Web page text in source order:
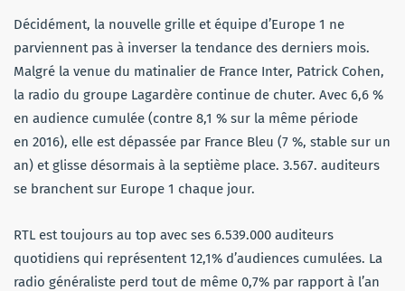
Décidément, la nouvelle grille et équipe d’Europe 1 ne
parviennent pas à inverser la tendance des derniers mois.
Malgré la venue du matinalier de France Inter, Patrick Cohen,
la radio du groupe Lagardère continue de chuter. Avec 6,6 %
en audience cumulée (contre 8,1 % sur la même période
en 2016), elle est dépassée par France Bleu (7 %, stable sur un
an) et glisse désormais à la septième place. 3.567. auditeurs
se branchent sur Europe 1 chaque jour.
RTL est toujours au top avec ses 6.539.000 auditeurs
quotidiens qui représentent 12,1% d’audiences cumulées. La
radio généraliste perd tout de même 0,7% par rapport à l’an